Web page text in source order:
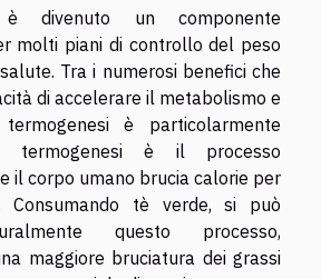
un componente
molti piani di controllo del peso
Tra i numerosi benefici che
di accelerare il metabolismo e
è particolarmente
termogenesi è il processo
il corpo umano brucia calorie per
Consumando tè verde, si può
questo processo,
maggiore bruciatura dei grassi